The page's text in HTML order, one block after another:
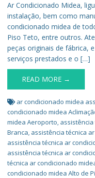
Ar Condicionado Midea,
instalação, bem como
condicionado midea de
Piso Teto, entre outros.
peças originais de fábrica,
serviços prestados e o […]
READ MORE →
ar condicionado midea
condicionado midea
midea Aeroporto,
Branca, assistência técnica
assistência técnica ar
assistência técnica ar
técnica ar condicionado
condicionado midea Alto de